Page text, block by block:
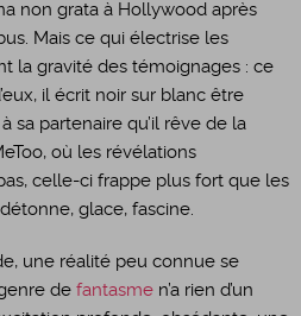
non grata à Hollywood après
Mais ce qui électrise les
la gravité des témoignages : ce
il écrit noir sur blanc être
sa partenaire qu’il rêve de la
où les révélations
celle-ci frappe plus fort que les
glace, fascine.
une réalité peu connue se
de fantasme n’a rien d’un